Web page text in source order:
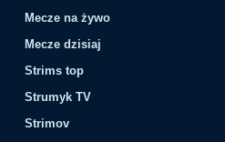
Mecze na żywo
Mecze dzisiaj
Strims top
Strumyk TV
Strimov